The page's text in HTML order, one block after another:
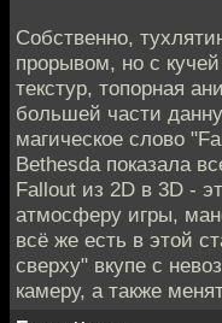
Собственно,
прорывом, но с
текстур, топорная
большей части
магическое слово
Bethesda показала
Fallout из 2D в 3D -
атмосферу игры,
всё же есть в этой
сверху" вкупе с
камеру, а также